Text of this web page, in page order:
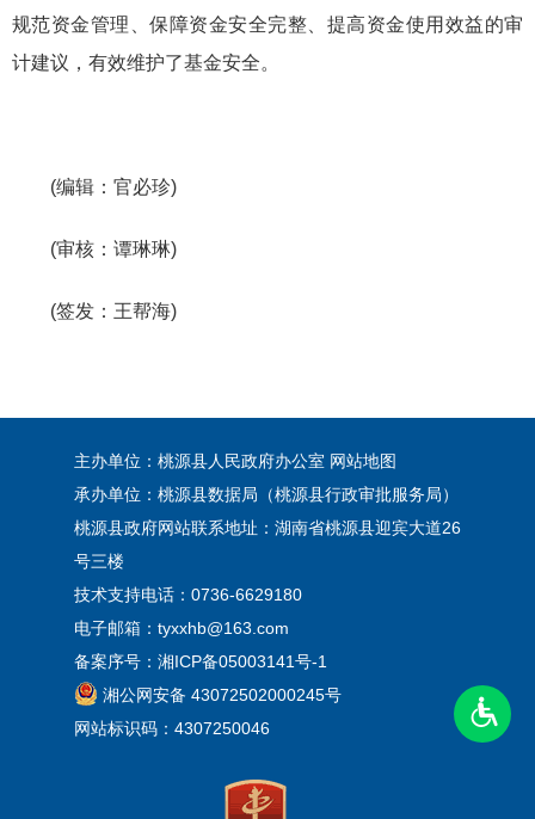
规范资金管理、保障资金安全完整、提高资金使用效益的审
计建议， 有效维护了基金安全。
(编辑：官必珍)
(审核：谭琳琳)
(签发：王帮海)
主办单位：桃源县人民政府办公室 网站地图
承办单位：桃源县数据局（桃源县行政审批服务局）
桃源县政府网站联系地址：湖南省桃源县迎宾大道26
号三楼
技术支持电话：0736-6629180
电子邮箱：tyxxhb@163.com
备案序号： 湘ICP备05003141号-1
湘公网安备 43072502000245号
网站标识码：4307250046